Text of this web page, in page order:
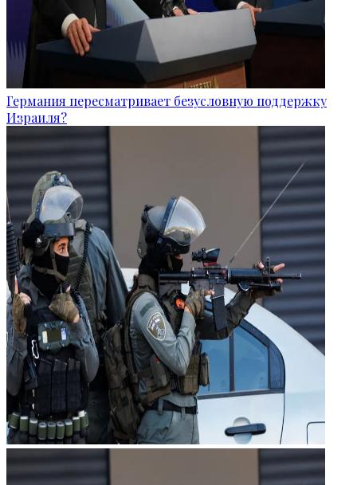
Германия пересматривает безусловную поддержку
Израиля?